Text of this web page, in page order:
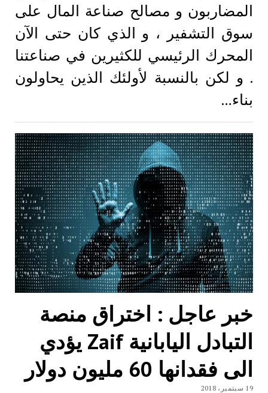
المضاربون و مصالح صناعة المال على
سوق التشفير ، و الذي كان حتى الآن
المحرك الرئيسي للكثيرين في صناعتنا
. و لكن بالنسبة لأولئك الذين يحاولون
بناء…
خبر عاجل : اختراق منصة
التبادل اليابانية Zaif يؤدي
الی فقدانها 60 مليون دولار
19 سبتمبر، 2018